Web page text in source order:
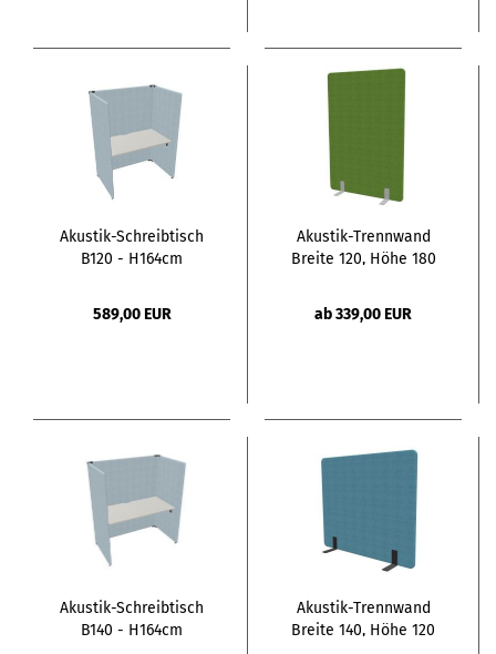
Akustik-Schreibtisch
B120 - H164cm
589,00 EUR
Akustik-Trennwand
Breite 120, Höhe 180
ab 339,00 EUR
Akustik-Schreibtisch
B140 - H164cm
Akustik-Trennwand
Breite 140, Höhe 120